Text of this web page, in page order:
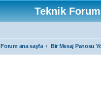
Teknik Forum
Forum ana sayfa